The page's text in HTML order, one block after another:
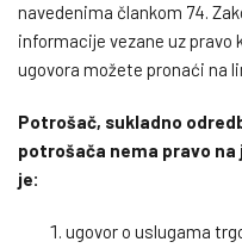
navedenima člankom 74.
informacije vezane uz pravo
ugovora možete pronaći na
Potrošač, sukladno
potrošača nema pravo
je:
ugovor o uslugama